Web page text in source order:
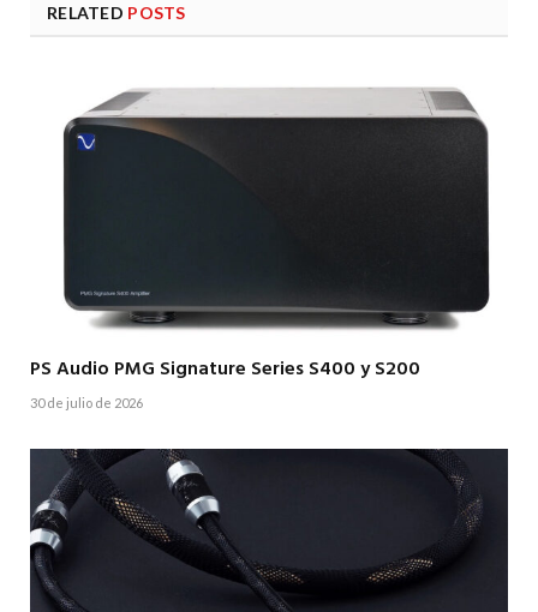
RELATED POSTS
PS Audio PMG Signature Series S400 y S200
30 de julio de 2026